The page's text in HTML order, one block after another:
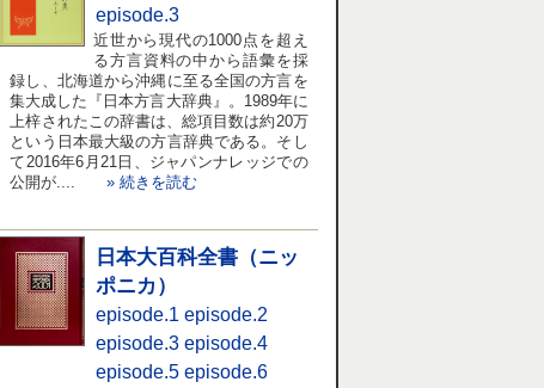
episode.3
近世から現代の1000点を超え
る方言資料の中から語彙を採
録し、北海道から沖縄に至る全国の方言を
集大成した『日本方言大辞典』。1989年に
上梓されたこの辞書は、総項目数は約20万
という日本最大級の方言辞典である。そし
て2016年6月21日、ジャパンナレッジでの
公開が....» 続きを読む
日本大百科全書（ニッ
ポニカ）
episode.1 episode.2
episode.3 episode.4
episode.5 episode.6